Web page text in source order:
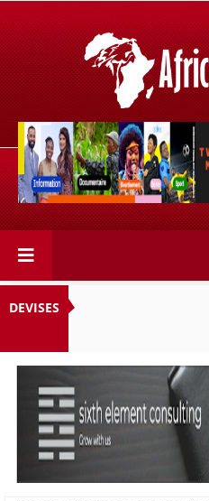
Retrouvez votre chaîne
CANAL+ 36 . Fandaharam-
anareo!
DEVISES